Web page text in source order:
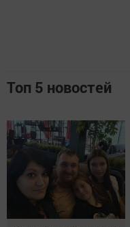
Топ 5 новостей